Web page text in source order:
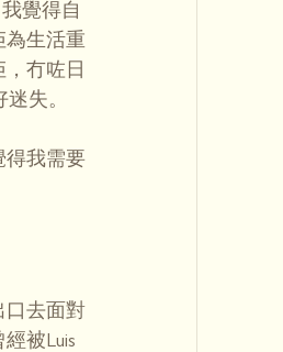
覺得自
為生活重
冇咗日
失。
得我需要
口去面對
被Luis